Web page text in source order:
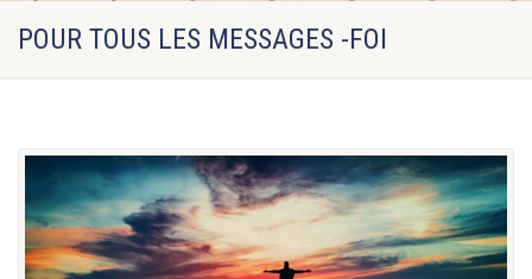
POUR TOUS LES MESSAGES -FOI